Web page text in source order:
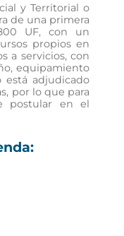
y Territorial o
de una primera
UF, con un
propios en
a servicios, con
equipamiento
está adjudicado
por lo que para
postular en el